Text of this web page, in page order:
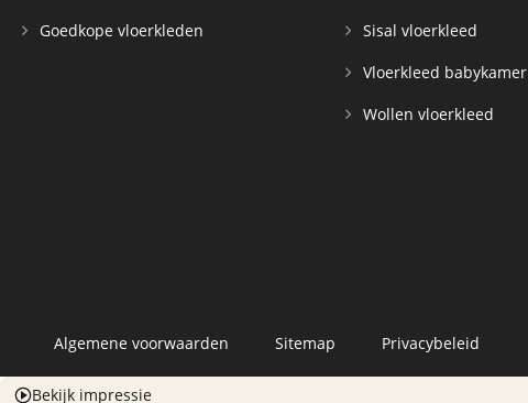
Goedkope vloerkleden
Sisal vloerkleed
Vloerkleed babykamer
Wollen vloerkleed
Algemene voorwaarden Sitemap Privacybeleid
Bekijk impressie